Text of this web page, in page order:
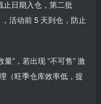
止日期入仓，第二批
活动前 5 天到仓，防止
”，若出现 “不可售” 激
（旺季仓库效率低，提